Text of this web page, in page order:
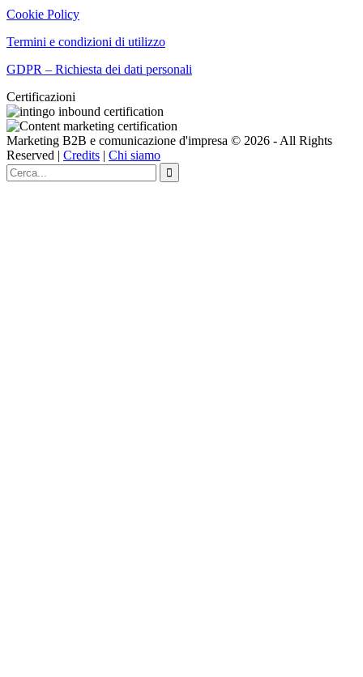
Cookie Policy
Termini e condizioni di utilizzo
GDPR – Richiesta dei dati personali
Certificazioni
Marketing B2B e comunicazione d'impresa © 2026 - All Rights
Reserved | Credits | Chi siamo